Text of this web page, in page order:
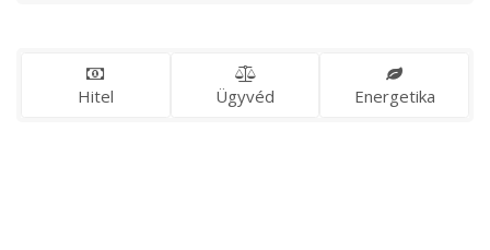
Hitel Ügyvéd Energetika